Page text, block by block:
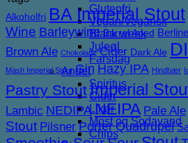
Glutenfri
Vegan/Vegansk
Black week
Juleøl
Farsdag
Andet
Spiritus
Cider
Likør
Most og Sodavand
Chips
Alkoholfri BA Imperial Stout
Wine Barleywine Barrel Aged
Brown Ale Chokolade Cider Dark Ale
Mash Imperial Stout GinHazy IPA Hindbær
Pastry StoutImperial
Lambic NEDIPANEIPA Pale Ale
Stout Pilsner Porter Quadrupel